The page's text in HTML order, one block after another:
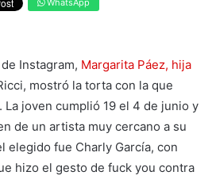
WhatsApp
Instagram, Margarita Páez, hija
mostró la torta con la que
joven cumplió 19 el 4 de junio y
de un artista muy cercano a su
elegido fue Charly García, con
hizo el gesto de fuck you contra